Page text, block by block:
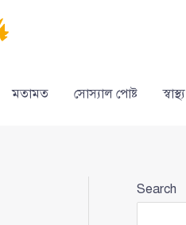
মতামত সোস্যাল পোষ্ট স্বাস্থ্য
Search